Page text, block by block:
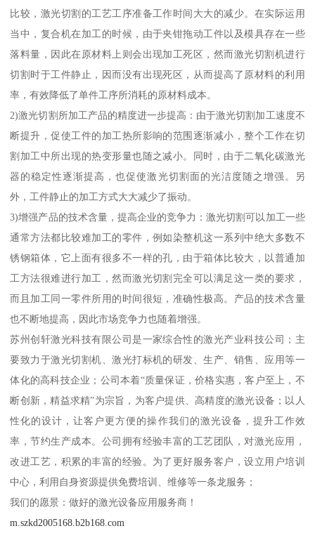
比较，激光切割的工艺工序准备工作时间大大的减少。在实际运用
当中，复合机在加工的时候，由于夹钳拖动工件以及模具存在一些
落料量，因此在原材料上则会出现加工死区，然而激光切割机进行
切割时于工件静止，因而没有出现死区，从而提高了原材料的利用
率，有效降低了单件工序所消耗的原材料成本。
2)激光切割所加工产品的精度进一步提高：由于激光切割加工速度不
断提升，促使工件的加工热所影响的范围逐渐减小，整个工作在切
割加工中所出现的热变形量也随之减小。同时，由于二氧化碳激光
器的稳定性逐渐提高，也促使激光切割面的光洁度随之增强。另
外，工件静止的加工方式大大减少了振动。
3)增强产品的技术含量，提高企业的竞争力：激光切割可以加工一些
通常方法都比较难加工的零件，例如染整机这一系列中绝大多数不
锈钢箱体，它上面有很多不一样的孔，由于箱体比较大，以普通加
工方法很难进行加工，然而激光切割完全可以满足这一类的要求，
而且加工同一零件所用的时间很短，准确性极高。产品的技术含量
也不断地提高，因此市场竞争力也随着增强。
苏州创轩激光科技有限公司是一家综合性的激光产业科技公司；主
要致力于激光切割机、激光打标机的研发、生产、销售、应用等一
体化的高科技企业；公司本着“质量保证，价格实惠，客户至上，不
断创新，精益求精”为宗旨，为客户提供、高精度的激光设备；以人
性化的设计，让客户更方便的操作我们的激光设备，提升工作效
率，节约生产成本。公司拥有经验丰富的工艺团队，对激光应用，
改进工艺，积累的丰富的经验。为了更好服务客户，设立用户培训
中心，利用自身资源提供免费培训、维修等一条龙服务；
我们的愿景：做好的激光设备应用服务商！
m.szkd2005168.b2b168.com